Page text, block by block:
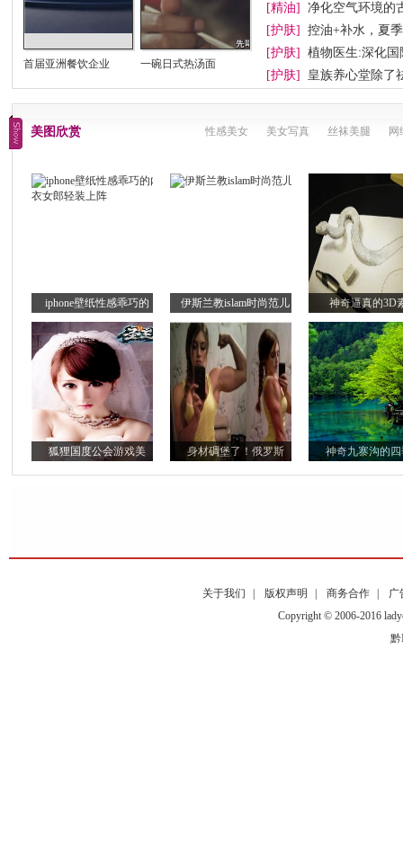
首届亚洲餐饮企业 一碗日式热汤面
[精油]
净化空气环境的
[护肤]
控油+补水，夏
[护肤]
植物医生:深化
[护肤]
皇族养心堂除了
美图欣赏 性感美女 美女写真 丝袜美腿 网
iphone壁纸性感乖巧的 伊斯兰教islam时尚范儿 神奇逼真的3D
狐狸国度公会游戏美 身材碉堡了！俄罗斯 神奇九寨沟的
关于我们 版权声明 商务合作
广
Copyright © 2006-2016
黔